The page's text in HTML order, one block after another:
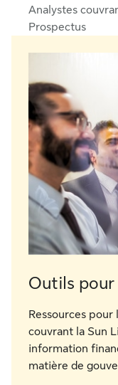
Analystes
Prospectus
Outils
Ressources pour
couvrant la Sun
information
matière de